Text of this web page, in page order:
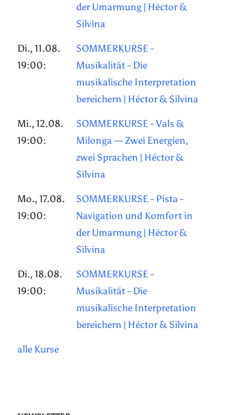
der Umarmung | Héctor &
Silvina
Di., 11.08.
19:00:
SOMMERKURSE -
Musikalität - Die
musikalische Interpretation
bereichern | Héctor & Silvina
Mi., 12.08.
19:00:
SOMMERKURSE - Vals &
Milonga — Zwei Energien,
zwei Sprachen | Héctor &
Silvina
Mo., 17.08.
19:00:
SOMMERKURSE - Pista -
Navigation und Komfort in
der Umarmung | Héctor &
Silvina
Di., 18.08.
19:00:
SOMMERKURSE -
Musikalität - Die
musikalische Interpretation
bereichern | Héctor & Silvina
alle Kurse